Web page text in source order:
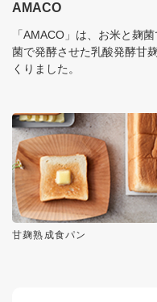
AMACO
「AMACO」は、お米と麹
菌で発酵させた乳酸発酵甘
くりました。
甘麹熟成食パン